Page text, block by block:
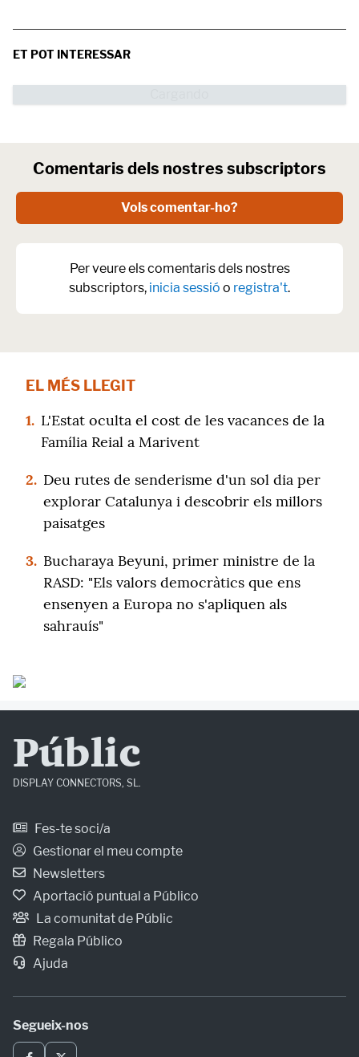
ET POT INTERESSAR
Comentaris dels nostres subscriptors
Vols comentar-ho?
Per veure els comentaris dels nostres
subscriptors, inicia sessió o registra't.
EL MÉS LLEGIT
1. L'Estat oculta el cost de les vacances de la
Família Reial a Marivent
2. Deu rutes de senderisme d'un sol dia per
explorar Catalunya i descobrir els millors
paisatges
3. Bucharaya Beyuni, primer ministre de la
RASD: "Els valors democràtics que ens
ensenyen a Europa no s'apliquen als
sahrauís"
Públic
DISPLAY CONNECTORS, SL.
Fes-te soci/a
Gestionar el meu compte
Newsletters
Aportació puntual a Público
La comunitat de Públic
Regala Público
Ajuda
Segueix-nos